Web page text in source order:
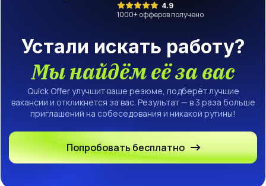
4.9
1000+ офферов получено
Устали искать работу?
Мы найдём её за вас
Quick Offer улучшит ваше резюме, подберёт лучшие
вакансии и откликнется за вас. Результат — в 3 раза больше
приглашений на собеседования и никакой рутины!
Попробовать бесплатно